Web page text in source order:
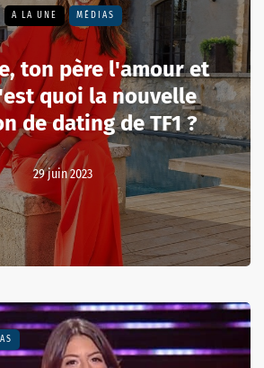
A LA UNE MÉDIAS
ton père l'amour et
quoi la nouvelle
de dating de TF1 ?
29 juin 2023